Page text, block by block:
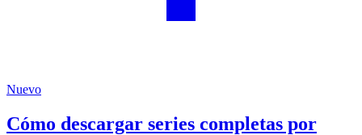
Nuevo
Cómo descargar series completas por